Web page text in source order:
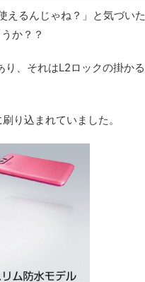
えるんじゃね？」と気づいた
か？？
り、それはL2ロックの掛かる
り込まれていました。